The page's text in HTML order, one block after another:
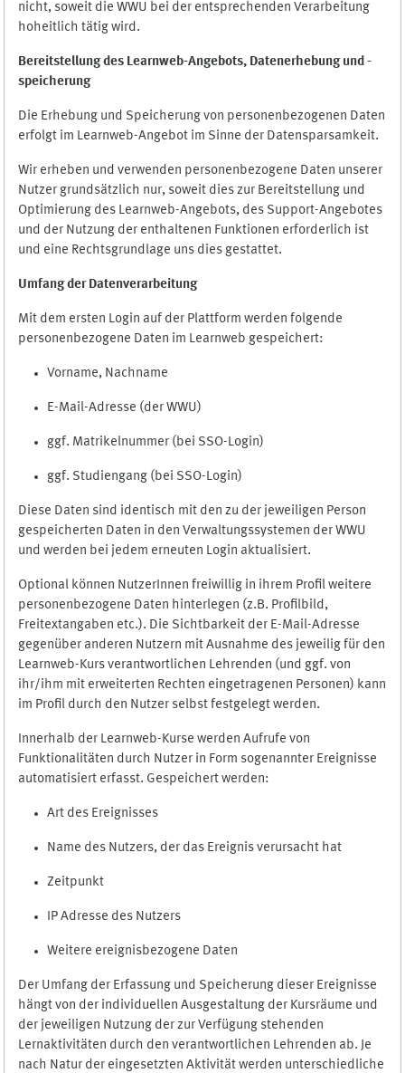
nicht, soweit die WWU bei der entsprechenden Verarbeitung
hoheitlich tätig wird.
Bereitstellung des Learnweb-Angebots, Datenerhebung und -
speicherung
Die Erhebung und Speicherung von personenbezogenen Daten
erfolgt im Learnweb-Angebot im Sinne der Datensparsamkeit.
Wir erheben und verwenden personenbezogene Daten unserer
Nutzer grundsätzlich nur, soweit dies zur Bereitstellung und
Optimierung des Learnweb-Angebots, des Support-Angebotes
und der Nutzung der enthaltenen Funktionen erforderlich ist
und eine Rechtsgrundlage uns dies gestattet.
Umfang der Datenverarbeitung
Mit dem ersten Login auf der Plattform werden folgende
personenbezogene Daten im Learnweb gespeichert:
Vorname, Nachname
E-Mail-Adresse (der WWU)
ggf. Matrikelnummer (bei SSO-Login)
ggf. Studiengang (bei SSO-Login)
Diese Daten sind identisch mit den zu der jeweiligen Person
gespeicherten Daten in den Verwaltungssystemen der WWU
und werden bei jedem erneuten Login aktualisiert.
Optional können NutzerInnen freiwillig in ihrem Profil weitere
personenbezogene Daten hinterlegen (z.B. Profilbild,
Freitextangaben etc.). Die Sichtbarkeit der E-Mail-Adresse
gegenüber anderen Nutzern mit Ausnahme des jeweilig für den
Learnweb-Kurs verantwortlichen Lehrenden (und ggf. von
ihr/ihm mit erweiterten Rechten eingetragenen Personen) kann
im Profil durch den Nutzer selbst festgelegt werden.
Innerhalb der Learnweb-Kurse werden Aufrufe von
Funktionalitäten durch Nutzer in Form sogenannter Ereignisse
automatisiert erfasst. Gespeichert werden:
Art des Ereignisses
Name des Nutzers, der das Ereignis verursacht hat
Zeitpunkt
IP Adresse des Nutzers
Weitere ereignisbezogene Daten
Der Umfang der Erfassung und Speicherung dieser Ereignisse
hängt von der individuellen Ausgestaltung der Kursräume und
der jeweiligen Nutzung der zur Verfügung stehenden
Lernaktivitäten durch den verantwortlichen Lehrenden ab. Je
nach Natur der eingesetzten Aktivität werden unterschiedliche